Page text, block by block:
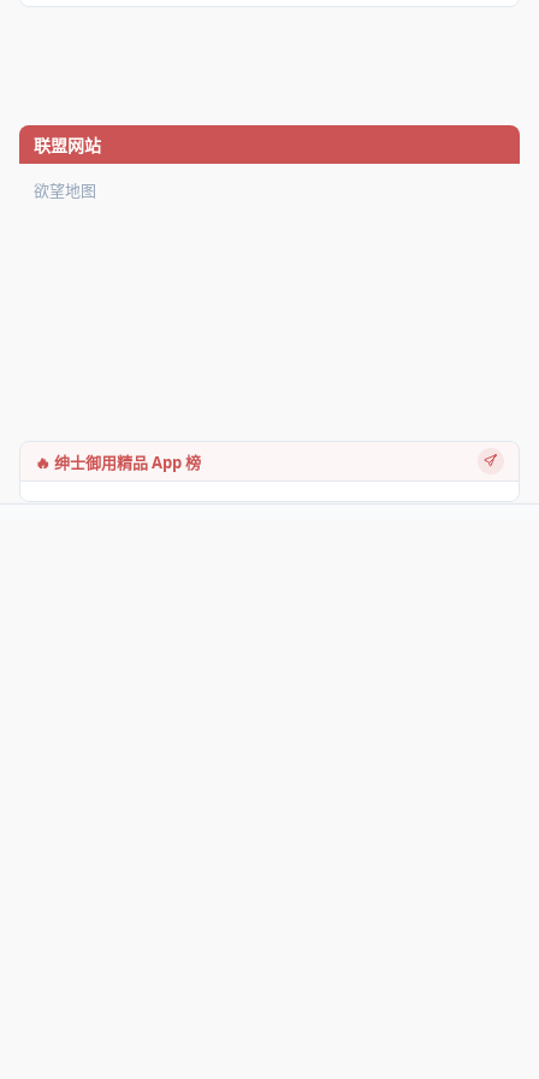
联盟网站
欲望地图
🔥 绅士御用精品 App 榜